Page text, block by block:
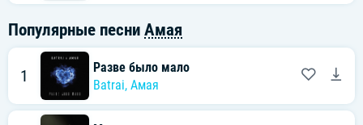
Популярные песни Амая
1
Разве было мало
Batrai, Амая